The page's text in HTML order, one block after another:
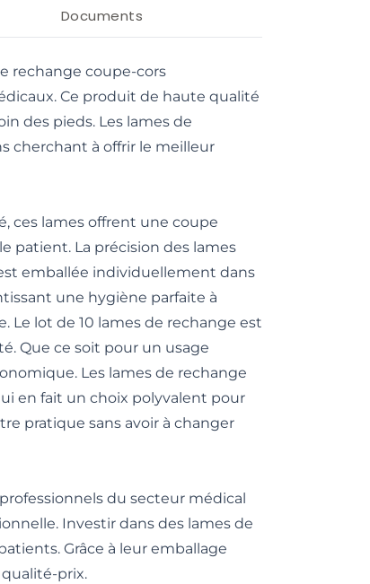
Documents
rechange coupe-cors
Ce produit de haute qualité
des pieds. Les lames de
cherchant à offrir le meilleur
ces lames offrent une coupe
patient. La précision des lames
emballée individuellement dans
une hygiène parfaite à
lot de 10 lames de rechange est
Que ce soit pour un usage
Les lames de rechange
en fait un choix polyvalent pour
pratique sans avoir à changer
du secteur médical
Investir dans des lames de
Grâce à leur emballage
prix.